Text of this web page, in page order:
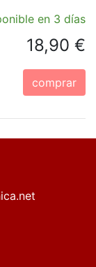
en 3 días
18,90 €
comprar